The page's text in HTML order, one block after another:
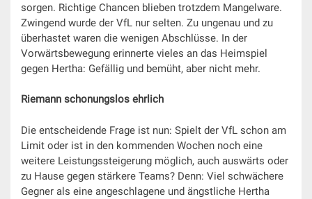
sorgen. Richtige Chancen blieben trotzdem Mangelware.
Zwingend wurde der VfL nur selten. Zu ungenau und zu
überhastet waren die wenigen Abschlüsse. In der
Vorwärtsbewegung erinnerte vieles an das Heimspiel
gegen Hertha: Gefällig und bemüht, aber nicht mehr.
Riemann schonungslos ehrlich
Die entscheidende Frage ist nun: Spielt der VfL schon am
Limit oder ist in den kommenden Wochen noch eine
weitere Leistungssteigerung möglich, auch auswärts oder
zu Hause gegen stärkere Teams? Denn: Viel schwächere
Gegner als eine angeschlagene und ängstliche Hertha